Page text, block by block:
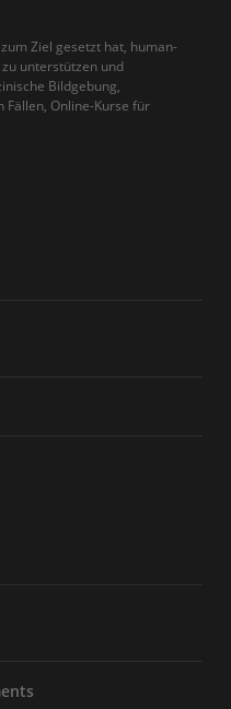
Ziel gesetzt hat, human-
unterstützen und
Bildgebung,
Online-Kurse für